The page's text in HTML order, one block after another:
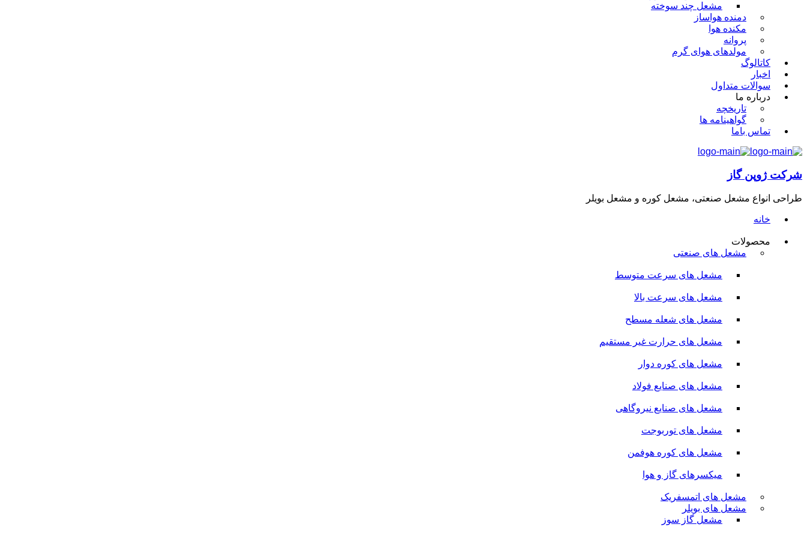
مشعل چند سوخته
دمنده هواساز
مکنده هوا
پروانه
مولدهای هوای گرم
کاتالوگ
اخبار
سوالات متداول
درباره ما
تاریخچه
گواهینامه ها
تماس باما
شرکت ژوپن گاز
طراحی انواع مشعل صنعتی، مشعل کوره و مشعل بویلر
خانه
محصولات
مشعل های صنعتی
مشعل های سرعت متوسط
مشعل های سرعت بالا
مشعل های شعله مسطح
مشعل های حرارت غیر مستقیم
مشعل های کوره دوار
مشعل های صنایع فولاد
مشعل های صنایع نیروگاهی
مشعل های توربوجت
مشعل های کوره هوفمن
میکسرهای گاز و هوا
مشعل های اتمسفریک
مشعل های بویلر
مشعل گاز سوز